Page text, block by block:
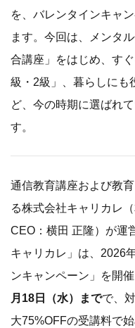
を、バレンタインキャ
ます。今回は、メンタ
合講座」をはじめ、す
級・2級」、暮らしにも
ど、今の時期に選ばれ
す。
通信教育講座および教
る株式会社キャリカレ
CEO：横田 正隆）が運
キャリカレ」は、2026
ンキャンペーン」を開
月18日（水）までで、
大75%OFFの受講料で